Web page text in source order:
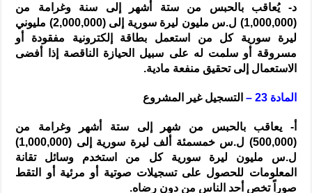
د- يُعاقب بالحبس من ستة أشهر إلى سنة وغرامة من
(1,000,000) ل.س مليون ليرة سورية إلى (2,000,000) مليوني
ليرة سورية كل من استعمل بطاقة إلكترونية مفقودة أو
مسروقة أو سلمت له على سبيل الحيازة الناقصة إذا أفضى
الاستعمال إلى تحقيق منفعة مادية.
المادة 23 – التسجيل غير المشروع
أ- يعاقب بالحبس من شهر إلى ستة أشهر وغرامة من
(500,000) ل.س خمسمئة ألف ليرة سورية إلى (1,000,000)
ل.س مليون ليرة سورية كل من استخدم وسائل تقانة
المعلومات للحصول على تسجيلات صوتية أو مرئية أو التقط
صوراً تخص أحد الناس من دون رضاه.